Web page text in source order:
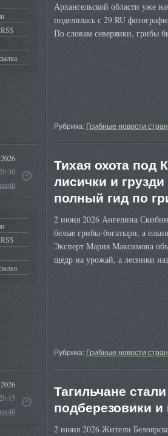
Архангельской области уже
поделилась с 29.RU
По словам северянки, грибы
Рубрика: Грибные новости
Тихая охота под
лисички и
полный гид по
2 июня 2026 Ангелина
белые грибы-богатыри, а
Эксперт Мария Максимова
щедр на урожай, а лесники
Рубрика: Грибные новости
Тагильчане
подберезовики
2 июня 2026 Жители